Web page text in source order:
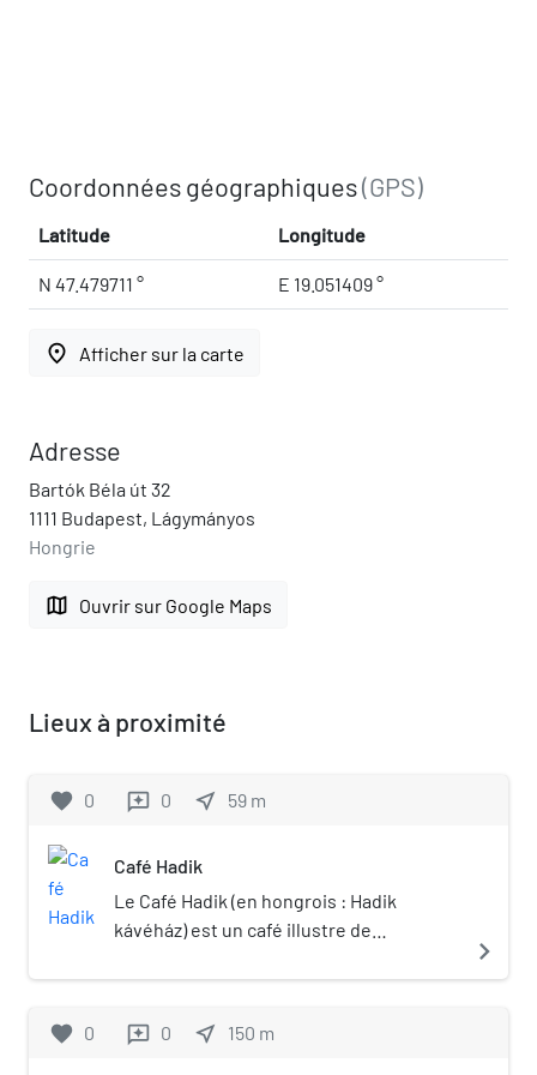
Coordonnées géographiques(GPS)
Latitude Longitude
N 47.479711 ° E 19.051409 °
place Afficher sur la carte
Adresse
Bartók Béla út 32
1111 Budapest, Lágymányos
Hongrie
map Ouvrir sur Google Maps
Lieux à proximité
favorite 0 reviews 0 near_me 59 m
Café Hadik
Le Café Hadik (en hongrois : Hadik
kávéház) est un café illustre de
nombreux écrivains, dont Frigyes
arrondissement, sur Bartók Béla út. En
navigate_next
favorite 0 reviews 0 near_me 150 m